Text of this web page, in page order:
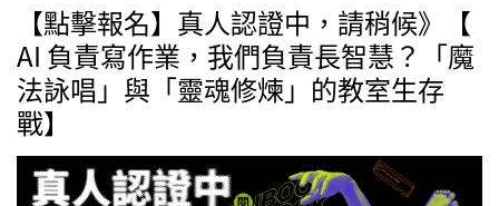
【點擊報名】真人認證中，請稍候》【
AI 負責寫作業，我們負責長智慧？「魔
法詠唱」與「靈魂修煉」的教室生存
戰】